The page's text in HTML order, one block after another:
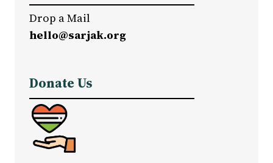
Drop a Mail
hello@sarjak.org
Donate Us